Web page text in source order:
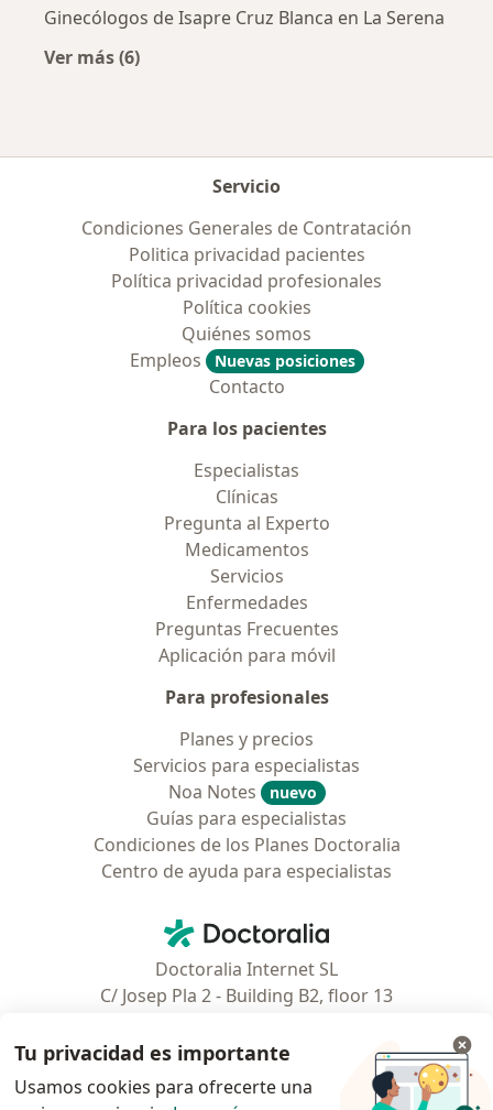
Ginecólogos de Isapre Cruz Blanca en La Serena
Ver más (6)
Servicio
Condiciones Generales de Contratación
Politica privacidad pacientes
Política privacidad profesionales
Política cookies
Quiénes somos
Empleos
Nuevas posiciones
Contacto
Para los pacientes
Especialistas
Clínicas
Pregunta al Experto
Medicamentos
Servicios
Enfermedades
Preguntas Frecuentes
Aplicación para móvil
Para profesionales
Planes y precios
Servicios para especialistas
Noa Notes
nuevo
Guías para especialistas
Condiciones de los Planes Doctoralia
Centro de ayuda para especialistas
Doctoralia - Página de inicio
Doctoralia Internet SL
C/ Josep Pla 2 - Building B2, floor 13
Facebook
se abre en una nueva
Tu privacidad es importante
Usamos cookies para ofrecerte una